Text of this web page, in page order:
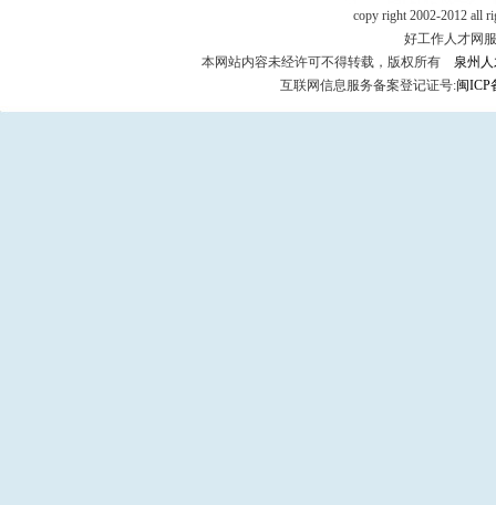
copy right 2002-2012 all
好工作人才网
本网站内容未经许可不得转载，版权所有
泉州
互联网信息服务备案登记证号:闽ICP